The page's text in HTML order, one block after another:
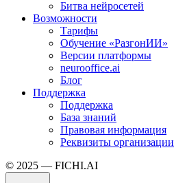
Битва нейросетей
Возможности
Тарифы
Обучение «РазгонИИ»
Версии платформы
neurooffice.ai
Блог
Поддержка
Поддержка
База знаний
Правовая информация
Реквизиты организации
© 2025 — FICHI.AI